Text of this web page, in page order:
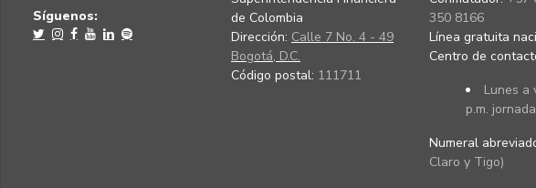
Síguenos:
de Colombia
Dirección: Calle 7 No. 4 - 49
Bogotá, D.C.
Código postal: 111711
350 8166
Línea gratuita
Centro de
Lunes a
p.m.
Numeral
Claro y Tigo)